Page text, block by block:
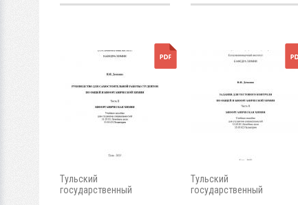
Тульский
государственный
Тульский
государственный